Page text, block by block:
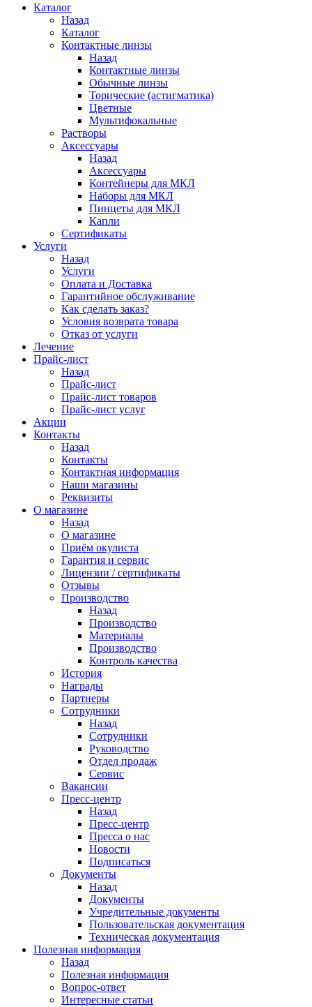
Каталог
Назад
Каталог
Контактные линзы
Назад
Контактные линзы
Обычные линзы
Торические (астигматика)
Цветные
Мультифокальные
Растворы
Аксессуары
Назад
Аксессуары
Контейнеры для МКЛ
Наборы для МКЛ
Пинцеты для МКЛ
Капли
Сертификаты
Услуги
Назад
Услуги
Оплата и Доставка
Гарантийное обслуживание
Как сделать заказ?
Условия возврата товара
Отказ от услуги
Лечение
Прайс-лист
Назад
Прайс-лист
Прайс-лист товаров
Прайс-лист услуг
Акции
Контакты
Назад
Контакты
Контактная информация
Наши магазины
Реквизиты
О магазине
Назад
О магазине
Приём окулиста
Гарантия и сервис
Лицензии / сертификаты
Отзывы
Производство
Назад
Производство
Материалы
Производство
Контроль качества
История
Награды
Партнеры
Сотрудники
Назад
Сотрудники
Руководство
Отдел продаж
Сервис
Вакансии
Пресс-центр
Назад
Пресс-центр
Пресса о нас
Новости
Подписаться
Документы
Назад
Документы
Учредительные документы
Пользовательская документация
Техническая документация
Полезная информация
Назад
Полезная информация
Вопрос-ответ
Интересные статьи